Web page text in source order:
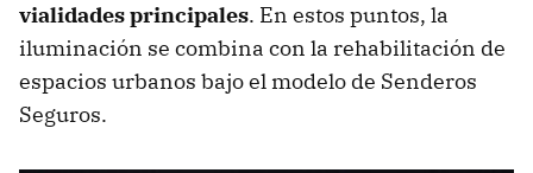
vialidades principales. En estos puntos, la
iluminación se combina con la rehabilitación de
espacios urbanos bajo el modelo de Senderos
Seguros.